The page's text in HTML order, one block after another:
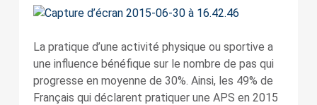
La pratique d’une activité physique ou sportive a
une influence bénéfique sur le nombre de pas qui
progresse en moyenne de 30%. Ainsi, les 49% de
Français qui déclarent pratiquer une APS en 2015